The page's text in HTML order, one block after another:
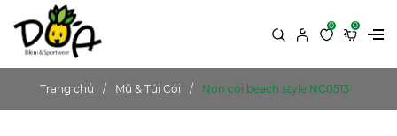
0 0
Trang chủ Mũ & Túi Cói Nón cói beach style NC0513